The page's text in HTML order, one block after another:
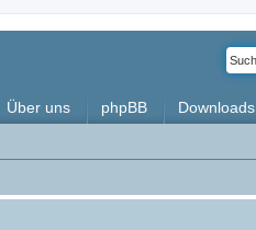
Über uns phpBB Downloads